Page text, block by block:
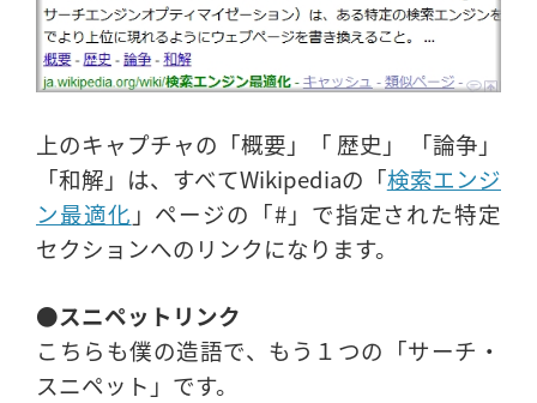
上のキャプチャの「概要」「 歴史」 「論争」
「和解」は、すべてWikipediaの「検索エンジ
ン最適化 」ページの「#」で指定された特定
セクションへのリンクになります。
●スニペットリンク
こちらも僕の造語で、もう１つの「サーチ・
スニペット」です。